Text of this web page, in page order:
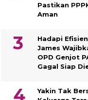
Pastikan
Aman
Hadapi
James
OPD Genjot
Gagal Siap
Yakin Tak